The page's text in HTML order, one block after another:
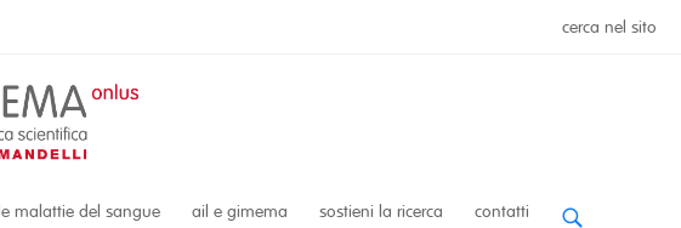
cerca nel sito
le malattie del sangue ail e gimema sostieni la ricerca contatti